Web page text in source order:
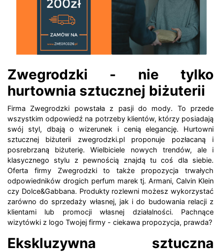
Zwegrodzki - nie tylko
hurtownia sztucznej biżuterii
Firma Zwegrodzki powstała z pasji do mody. To przede
wszystkim odpowiedź na potrzeby klientów, którzy posiadają
swój styl, dbają o wizerunek i cenią elegancję. Hurtowni
sztucznej biżuterii zwegrodzki.pl proponuje pozłacaną i
posrebrzaną biżuterię. Wielbiciele nowych trendów, ale i
klasycznego stylu z pewnością znajdą tu coś dla siebie.
Oferta firmy Zwegrodzki to także propozycja trwałych
odpowiedników drogich perfum marek tj. Armani, Calvin Klein
czy Dolce&Gabbana. Produkty rozlewni możesz wykorzystać
zarówno do sprzedaży własnej, jak i do budowania relacji z
klientami lub promocji własnej działalności. Pachnące
wizytówki z logo Twojej firmy - ciekawa propozycja, prawda?
Ekskluzywna sztuczna